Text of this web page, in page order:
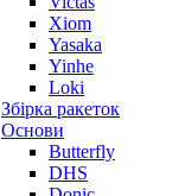
Xiom
Yasaka
Yinhe
Loki
Збірка ракеток
Основи
Butterfly
DHS